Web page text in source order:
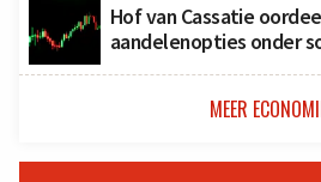
Hof van Cassatie
aandelenopties onder
MEER